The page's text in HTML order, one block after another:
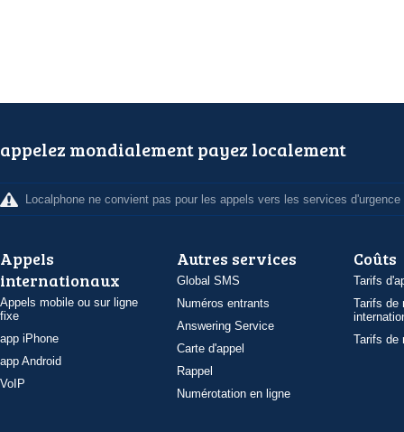
appelez mondialement payez localement
Localphone ne convient pas pour les appels vers les services d'urgence
Appels
internationaux
Appels mobile ou sur ligne
fixe
app iPhone
app Android
VoIP
Autres services
Global SMS
Numéros entrants
Answering Service
Carte d'appel
Rappel
Numérotation en ligne
Coûts
Tarifs
Tarifs de
Tarifs de